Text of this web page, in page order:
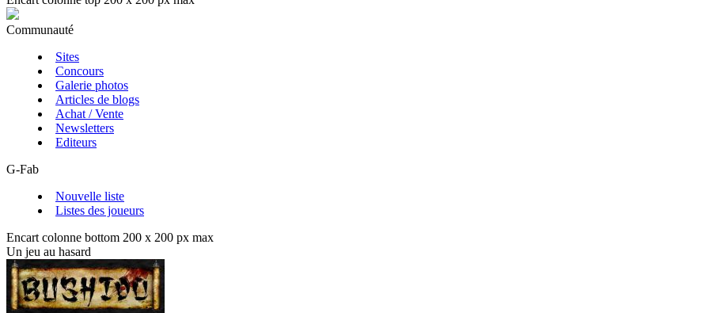
Communauté
Sites
Concours
Galerie photos
Articles de blogs
Achat / Vente
Newsletters
Editeurs
G-Fab
Nouvelle liste
Listes des joueurs
Encart colonne bottom 200 x 200 px max
Un jeu au hasard